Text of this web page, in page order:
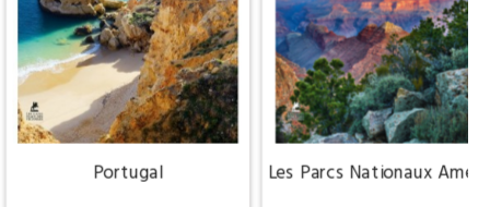
Portugal Les Parcs Nationaux